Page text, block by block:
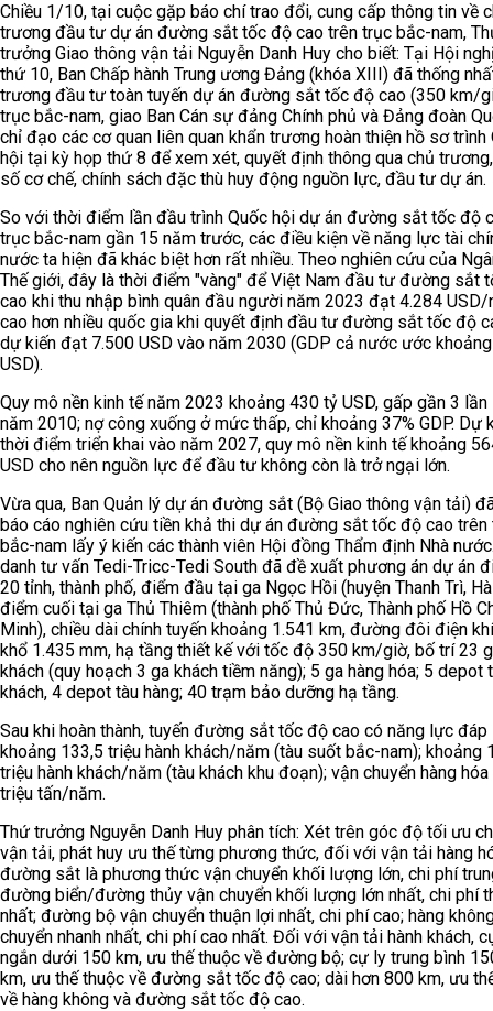
Chiều 1/10, tại cuộc gặp báo chí trao đổi, cung cấp thông tin về
trương đầu tư dự án đường sắt tốc độ cao trên trục bắc-nam,
trưởng Giao thông vận tải Nguyễn Danh Huy cho biết: Tại Hội
thứ 10, Ban Chấp hành Trung ương Đảng (khóa XIII) đã thống
trương đầu tư toàn tuyến dự án đường sắt tốc độ cao (350 km/
trục bắc-nam, giao Ban Cán sự đảng Chính phủ và Đảng đoàn
chỉ đạo các cơ quan liên quan khẩn trương hoàn thiện hồ sơ trình
hội tại kỳ họp thứ 8 để xem xét, quyết định thông qua chủ
số cơ chế, chính sách đặc thù huy động nguồn lực, đầu tư dự án.
So với thời điểm lần đầu trình Quốc hội dự án đường sắt tốc độ
trục bắc-nam gần 15 năm trước, các điều kiện về năng lực tài
nước ta hiện đã khác biệt hơn rất nhiều. Theo nghiên cứu của
Thế giới, đây là thời điểm "vàng" để Việt Nam đầu tư đường sắt
cao khi thu nhập bình quân đầu người năm 2023 đạt 4.284
cao hơn nhiều quốc gia khi quyết định đầu tư đường sắt tốc độ
dự kiến đạt 7.500 USD vào năm 2030 (GDP cả nước ước
USD).
Quy mô nền kinh tế năm 2023 khoảng 430 tỷ USD, gấp gần 3
năm 2010; nợ công xuống ở mức thấp, chỉ khoảng 37% GDP. Dự
thời điểm triển khai vào năm 2027, quy mô nền kinh tế khoảng
USD cho nên nguồn lực để đầu tư không còn là trở ngại lớn.
Vừa qua, Ban Quản lý dự án đường sắt (Bộ Giao thông vận tải)
báo cáo nghiên cứu tiền khả thi dự án đường sắt tốc độ cao trên
bắc-nam lấy ý kiến các thành viên Hội đồng Thẩm định Nhà
danh tư vấn Tedi-Tricc-Tedi South đã đề xuất phương án dự án
20 tỉnh, thành phố, điểm đầu tại ga Ngọc Hồi (huyện Thanh Trì,
điểm cuối tại ga Thủ Thiêm (thành phố Thủ Đức, Thành phố Hồ
Minh), chiều dài chính tuyến khoảng 1.541 km, đường đôi điện
khổ 1.435 mm, hạ tầng thiết kế với tốc độ 350 km/giờ, bố trí 23
khách (quy hoạch 3 ga khách tiềm năng); 5 ga hàng hóa; 5 depot
khách, 4 depot tàu hàng; 40 trạm bảo dưỡng hạ tầng.
Sau khi hoàn thành, tuyến đường sắt tốc độ cao có năng lực đáp
khoảng 133,5 triệu hành khách/năm (tàu suốt bắc-nam); khoảng
triệu hành khách/năm (tàu khách khu đoạn); vận chuyển hàng
triệu tấn/năm.
Thứ trưởng Nguyễn Danh Huy phân tích: Xét trên góc độ tối ưu
vận tải, phát huy ưu thế từng phương thức, đối với vận tải hàng
đường sắt là phương thức vận chuyển khối lượng lớn, chi phí
đường biển/đường thủy vận chuyển khối lượng lớn nhất, chi phí
nhất; đường bộ vận chuyển thuận lợi nhất, chi phí cao; hàng
chuyển nhanh nhất, chi phí cao nhất. Đối với vận tải hành khách,
ngắn dưới 150 km, ưu thế thuộc về đường bộ; cự ly trung bình
km, ưu thế thuộc về đường sắt tốc độ cao; dài hơn 800 km, ưu
về hàng không và đường sắt tốc độ cao.